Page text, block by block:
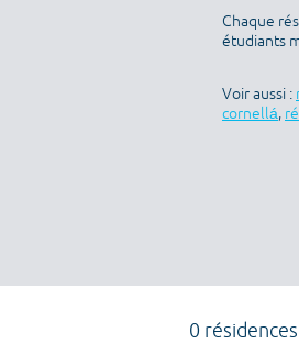
Chaque
étudiants
Voir aussi :
cornellá,
0